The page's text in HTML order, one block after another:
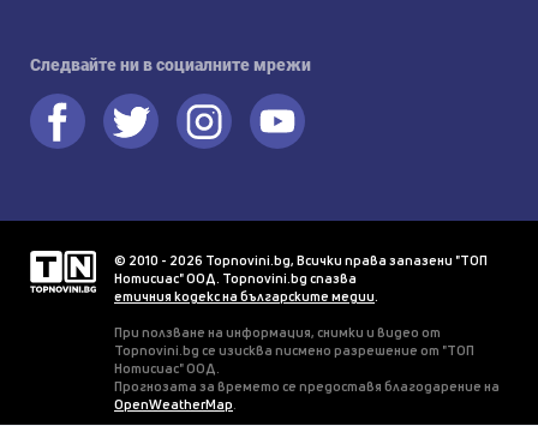
Следвайте ни в социалните мрежи
© 2010 - 2026 Topnovini.bg, Всички права запазени "ТОП
Нотисиас" ООД. Topnovini.bg спазва
етичния кодекс на българските медии
При ползване на информация, снимки и видео от
Topnovini.bg се изисква писмено разрешение от "ТОП
Нотисиас" ООД.
Прогнозата за времето се предоставя благодарение на
OpenWeatherMap